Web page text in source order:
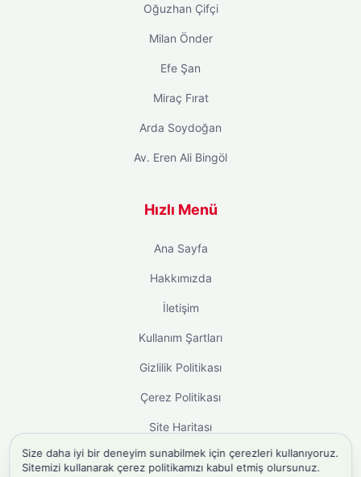
Oğuzhan Çifçi
Milan Önder
Efe Şan
Miraç Fırat
Arda Soydoğan
Av. Eren Ali Bingöl
Hızlı Menü
Ana Sayfa
Hakkımızda
İletişim
Kullanım Şartları
Gizlilik Politikası
Çerez Politikası
Site Haritası
Size daha iyi bir deneyim sunabilmek için çerezleri kullanıyoruz.
Sitemizi kullanarak çerez politikamızı kabul etmiş olursunuz.